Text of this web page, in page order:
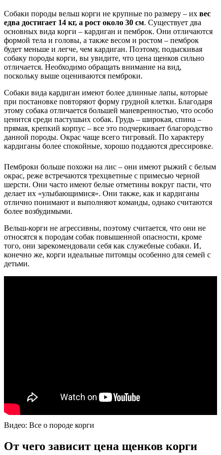
Собаки породы вельш корги не крупные по размеру – их вес
едва достигает 14 кг, а рост около 30 см. Существует два
основных вида корги – кардиган и пемброк. Они отличаются
формой тела и головы, а также весом и ростом – пемброк
будет меньше и легче, чем кардиган. Поэтому, подыскивая
собаку породы корги, вы увидите, что цена щенков сильно
отличается. Необходимо обращать внимание на вид,
поскольку выше оцениваются пемброки.
Собаки вида кардиган имеют более длинные лапы, которые
при постановке повторяют форму грудной клетки. Благодаря
этому собака отличается большей маневренностью, что особо
ценится среди пастушьих собак. Грудь – широкая, спина –
прямая, крепкий корпус – все это подчеркивает благородство
данной породы. Окрас чаще всего тигровый. По характеру
кардиганы более спокойные, хорошо поддаются дрессировке.
Пемброки больше похожи на лис – они имеют рыжий с белым
окрас, реже встречаются трехцветные с примесью черной
шерсти. Они часто имеют белые отметины вокруг пасти, что
делает их «улыбающимися». Они также, как и кардиганы
отлично понимают и выполняют команды, однако считаются
более возбудимыми.
Вельш-корги не агрессивны, поэтому считается, что они не
относятся к породам собак повышенной опасности, кроме
того, они зарекомендовали себя как служебные собаки. И,
конечно же, корги идеальные питомцы особенно для семей с
детьми.
Видео: Все о породе корги
От чего зависит цена щенков корги